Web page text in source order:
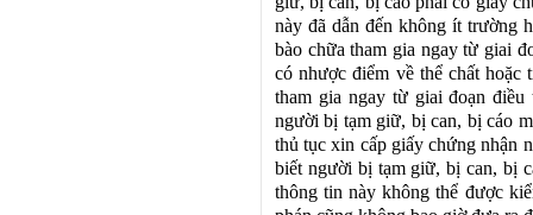
này đã dẫn đến không ít trường
bào chữa tham gia ngay từ giai
có nhược điểm về thể chất
tham gia ngay từ giai đoạn
người bị tạm giữ, bị can, bị cáo
thủ tục xin cấp giấy chứng nhận
biết người bị tạm giữ, bị can, bị
thông tin này không thể được